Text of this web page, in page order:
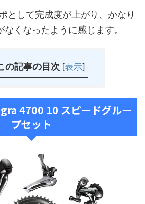
として完成度が上がり、かなり
くなったように感じます。
の記事の目次 [表示]
4700 10 スピードグルー
プセット